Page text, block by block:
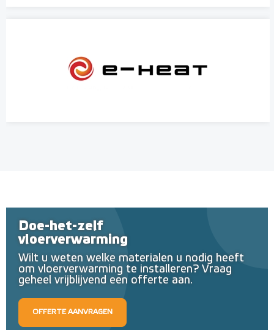
Doe-het-zelf
vloerverwarming
Wilt u weten welke materialen u nodig heeft
om vloerverwarming te installeren? Vraag
geheel vrijblijvend een offerte aan.
OFFERTE AANVRAGEN